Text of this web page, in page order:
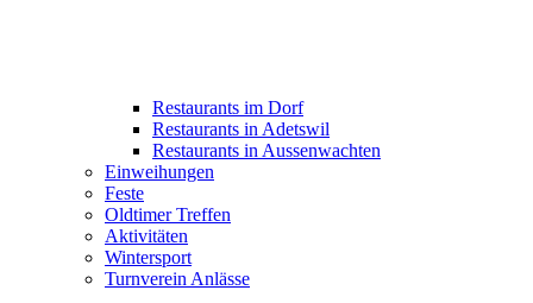
Restaurants im Dorf
Restaurants in Adetswil
Restaurants in Aussenwachten
Einweihungen
Feste
Oldtimer Treffen
Aktivitäten
Wintersport
Turnverein Anlässe